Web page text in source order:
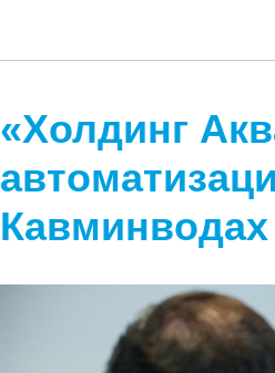
«Холдинг
Кавминводах